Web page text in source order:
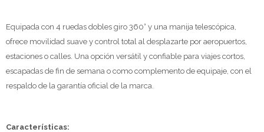
Equipada con 4 ruedas dobles giro 360° y una manija telescópica,
ofrece movilidad suave y control total al desplazarte por aeropuertos,
estaciones o calles. Una opción versátil y confiable para viajes cortos,
escapadas de fin de semana o como complemento de equipaje, con el
respaldo de la garantía oficial de la marca.
Características: